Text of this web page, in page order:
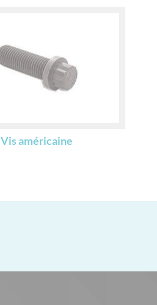
Vis américaine